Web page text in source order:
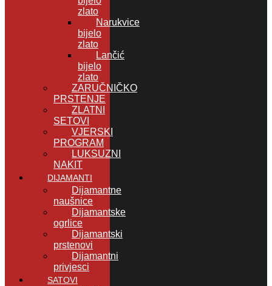
zlato
Narukvice
bijelo
zlato
Lančić
bijelo
zlato
ZARUČNIČKO
PRSTENJE
ZLATNI
SETOVI
VJERSKI
PROGRAM
LUKSUZNI
NAKIT
DIJAMANTI
Dijamantne
naušnice
Dijamantske
ogrlice
Dijamantski
prstenovi
Dijamantni
privjesci
SATOVI